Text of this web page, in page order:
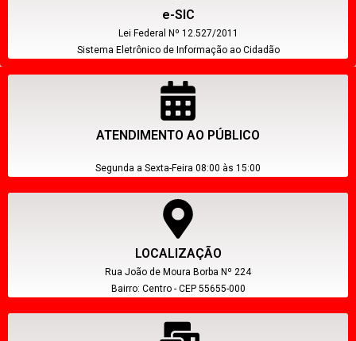
e-SIC
Lei Federal Nº 12.527/2011
Sistema Eletrônico de Informação ao Cidadão
ATENDIMENTO AO PÚBLICO
Segunda a Sexta-Feira 08:00 às 15:00
LOCALIZAÇÃO
Rua João de Moura Borba Nº 224
Bairro: Centro - CEP 55655-000